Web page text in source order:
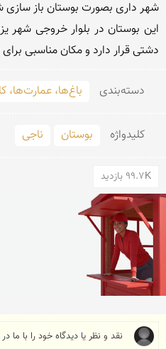
دشتی قرار دارد و مکان مناسبی
دسته‌بندی باغ‌ها، عمارت‌ها،
کلید‌واژه بوستان ناجی
99.7K بازدید